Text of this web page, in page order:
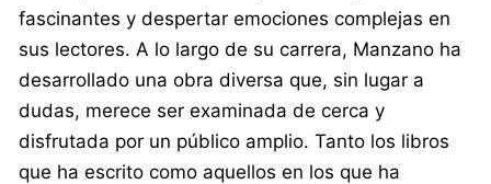
fascinantes y despertar emociones complejas en
sus lectores. A lo largo de su carrera, Manzano ha
desarrollado una obra diversa que, sin lugar a
dudas, merece ser examinada de cerca y
disfrutada por un público amplio. Tanto los libros
que ha escrito como aquellos en los que ha